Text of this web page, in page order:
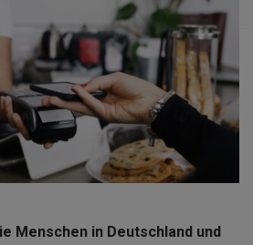
Menschen in Deutschland und